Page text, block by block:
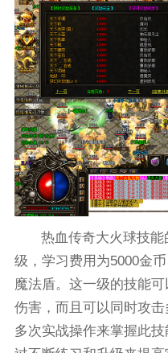
热血传奇大火球技
级，学习费用为5000金
魔法盾。这一级的技能
伤害，而且可以同时攻
多次实战操作来掌握此